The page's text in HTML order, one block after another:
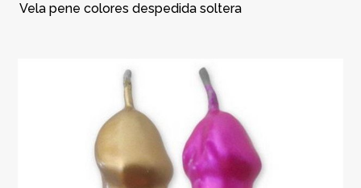
Vela pene colores despedida soltera